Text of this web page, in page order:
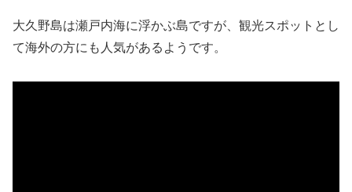
大久野島は瀬戸内海に浮かぶ島ですが、観光スポットとし
て海外の方にも人気があるようです。